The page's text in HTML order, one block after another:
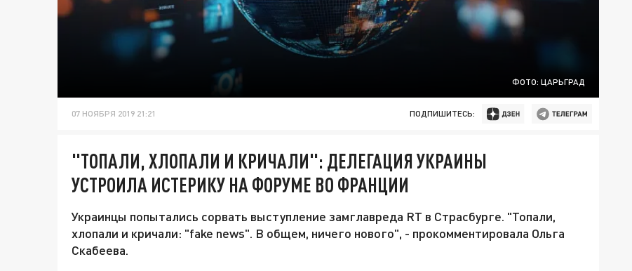
ФОТО: ЦАРЬГРАД
07 НОЯБРЯ 2019 21:21 ПОДПИШИТЕСЬ:
"ТОПАЛИ, ХЛОПАЛИ И КРИЧАЛИ": ДЕЛЕГАЦИЯ УКРАИНЫ
УСТРОИЛА ИСТЕРИКУ НА ФОРУМЕ ВО ФРАНЦИИ
Украинцы попытались сорвать выступление замглавреда RT в Страсбурге. "Топали,
хлопали и кричали: "fake news". В общем, ничего нового", - прокомментировала Ольга
Скабеева.